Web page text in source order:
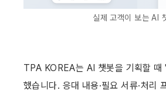
실제 고객이 보는 AI
TPA KOREA는 AI 챗봇을 기획할 때
했습니다. 응대 내용·필요 서류·처리